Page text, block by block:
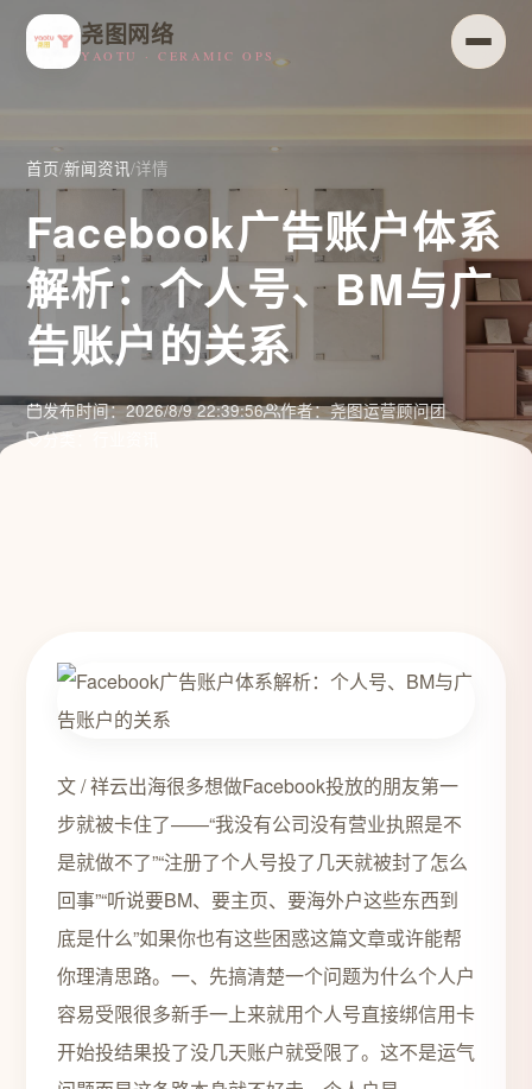
尧图网络
YAOTU · CERAMIC OPS
首页/新闻资讯/详情
Facebook广告账户体系
解析：个人号、BM与广
告账户的关系
发布时间：2026/8/9 22:39:56
作者：尧图运营顾问团
分类：行业资讯
文 / 祥云出海很多想做Facebook投放的朋友第一
步就被卡住了——“我没有公司没有营业执照是不
是就做不了”“注册了个人号投了几天就被封了怎么
回事”“听说要BM、要主页、要海外户这些东西到
底是什么”如果你也有这些困惑这篇文章或许能帮
你理清思路。一、先搞清楚一个问题为什么个人户
容易受限很多新手一上来就用个人号直接绑信用卡
开始投结果投了没几天账户就受限了。这不是运气